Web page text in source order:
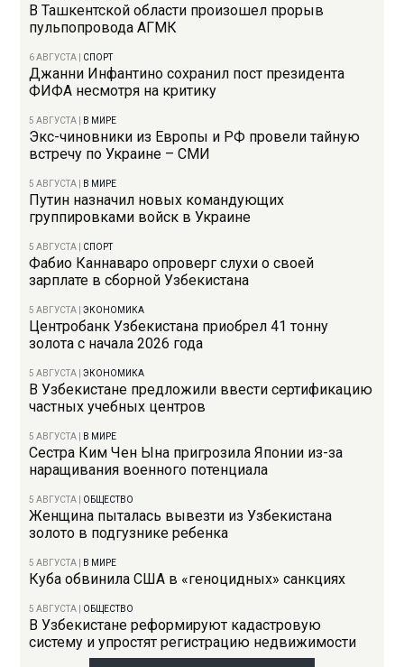
В Ташкентской области произошел прорыв
пульпопровода АГМК
6 АВГУСТА СПОРТ
Джанни Инфантино сохранил пост президента
ФИФА несмотря на критику
5 АВГУСТА В МИРЕ
Экс-чиновники из Европы и РФ провели тайную
встречу по Украине – СМИ
5 АВГУСТА В МИРЕ
Путин назначил новых командующих
группировками войск в Украине
5 АВГУСТА СПОРТ
Фабио Каннаваро опроверг слухи о своей
зарплате в сборной Узбекистана
5 АВГУСТА |ЭКОНОМИКА
Центробанк Узбекистана приобрел 41 тонну
золота с начала 2026 года
5 АВГУСТА |ЭКОНОМИКА
В Узбекистане предложили ввести сертификацию
частных учебных центров
5 АВГУСТА В МИРЕ
Сестра Ким Чен Ына пригрозила Японии из-за
наращивания военного потенциала
5 АВГУСТА ОБЩЕСТВО
Женщина пыталась вывезти из Узбекистана
золото в подгузнике ребенка
5 АВГУСТА В МИРЕ
Куба обвинила США в «геноцидных» санкциях
5 АВГУСТА ОБЩЕСТВО
В Узбекистане реформируют кадастровую
систему и упростят регистрацию недвижимости